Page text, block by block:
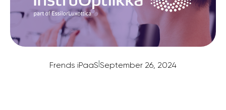
Frends iPaaS|September 26, 2024